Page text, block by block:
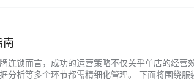
南
锁而言，成功的运营策略不仅关乎单店的经营
析等多个环节都需精细化管理。 下面将围绕